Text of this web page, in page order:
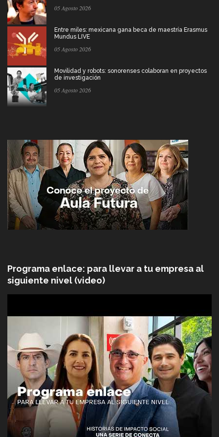
05 Agosto 2026
Entre miles: mexicana gana beca de maestría Erasmus
Mundus LIVE
05 Agosto 2026
Movilidad y robots: sonorenses colaboran en proyectos
de investigación
05 Agosto 2026
Programa enlace: para llevar a tu empresa al
siguiente nivel (video)